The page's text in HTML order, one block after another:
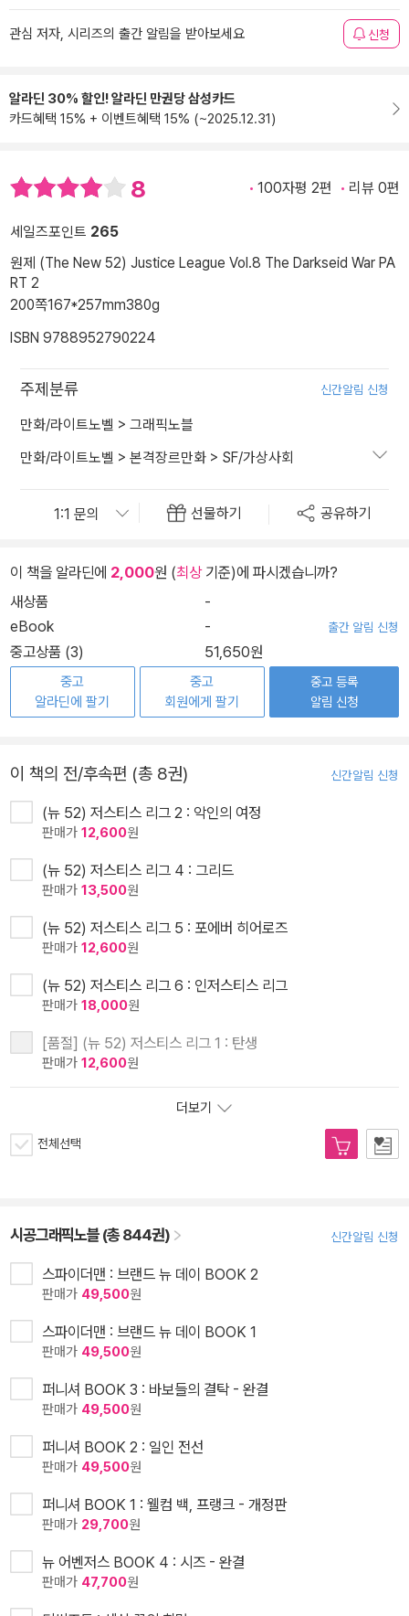
관심 저자, 시리즈의 출간 알림을 받아보세요 신청
알라딘 30% 할인! 알라딘 만권당 삼성카드
카드혜택 15% + 이벤트혜택 15% (~2025.12.31)
8 100자평 2편 리뷰 0편
세일즈포인트 265
원제 (The New 52) Justice League Vol.8 The Darkseid War PA
RT 2
200쪽167*257mm380g
ISBN 9788952790224
주제분류 신간알림 신청
만화/라이트노벨 > 그래픽노블
만화/라이트노벨 > 본격장르만화 > SF/가상사회
선물하기 공유하기
이 책을 알라딘에 2,000원 (최상기준)에 파시겠습니까?
새상품
-
eBook
- 출간 알림 신청
중고상품 (3) 51,650원
중고
알라딘에 팔기
중고
회원에게 팔기
중고 등록
알림 신청
이 책의 전/후속편 (총 8권) 신간알림 신청
(뉴 52) 저스티스 리그 2 : 악인의 여정
판매가 12,600원
(뉴 52) 저스티스 리그 4 : 그리드
판매가 13,500원
(뉴 52) 저스티스 리그 5 : 포에버 히어로즈
판매가 12,600원
(뉴 52) 저스티스 리그 6 : 인저스티스 리그
판매가 18,000원
[품절] (뉴 52) 저스티스 리그 1 : 탄생
판매가 12,600원
더보기
전체선택
시공그래픽노블 (총 844권) 신간알림 신청
스파이더맨 : 브랜드 뉴 데이 BOOK 2
판매가 49,500원
스파이더맨 : 브랜드 뉴 데이 BOOK 1
판매가 49,500원
퍼니셔 BOOK 3 : 바보들의 결탁 - 완결
판매가 49,500원
퍼니셔 BOOK 2 : 일인 전선
판매가 49,500원
퍼니셔 BOOK 1 : 웰컴 백, 프랭크 - 개정판
판매가 29,700원
뉴 어벤저스 BOOK 4 : 시즈 - 완결
판매가 47,700원